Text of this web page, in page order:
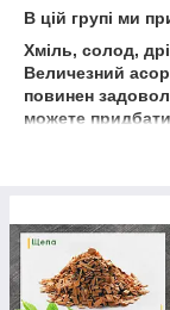
В цій групі ми
Хміль, солод,
Величезний
повинен
можете придбати
оригінальністю